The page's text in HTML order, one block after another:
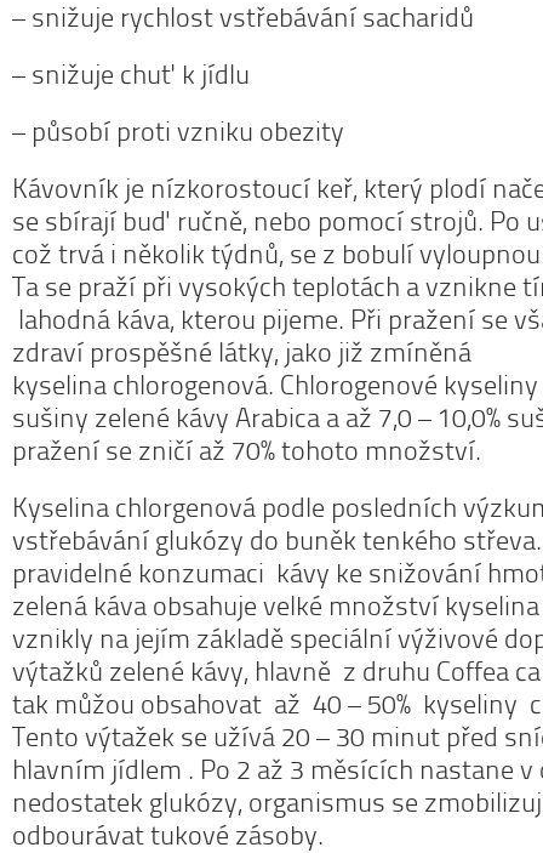
– snižuje rychlost vstřebávání sacharidů
– snižuje chuť k jídlu
– působí proti vzniku obezity
Kávovník je nízkorostoucí keř, který plodí
se sbírají buď ručně, nebo pomocí strojů. Po
což trvá i několik týdnů, se z bobulí
Ta se praží při vysokých teplotách a vznikne
lahodná káva, kterou pijeme. Při pražení se
zdraví prospěšné látky, jako již zmíněná
kyselina chlorogenová. Chlorogenové kyseliny
sušiny zelené kávy Arabica a až 7,0 – 10,0%
pražení se zničí až 70% tohoto množství.
Kyselina chlorgenová podle posledních
vstřebávání glukózy do buněk tenkého
pravidelné konzumaci kávy ke snižování
zelená káva obsahuje velké množství
vznikly na jejím základě speciální výživové
výtažků zelené kávy, hlavně z druhu Coffea
tak můžou obsahovat až 40 – 50% kyseliny
Tento výtažek se užívá 20 – 30 minut před
hlavním jídlem . Po 2 až 3 měsících nastane
nedostatek glukózy, organismus se
odbourávat tukové zásoby.